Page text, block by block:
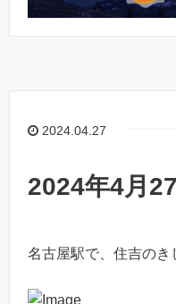
2024.04.27
2024年4月
名古屋駅で、住吉のき